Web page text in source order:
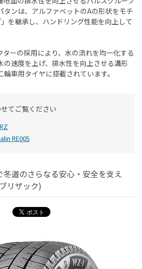
ンは、アルファベットのAの形状をモチ
を継承し、ハンドリング性能を向上して
ーの採用により、水の流れを均一化する
の速度を上げ、排水性を向上させる溝形
車用タイヤに搭載されています。
てご覧ください
RE005
道のさらなる安心・安全を支え
リザック)